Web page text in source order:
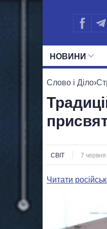
НОВИНИ
Слово і Діло›
СВІТ 7
Читати